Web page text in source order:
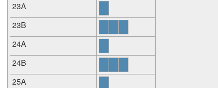
23A
23B
24A
24B
25A